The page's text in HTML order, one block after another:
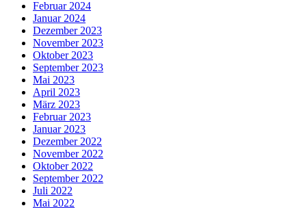
Februar 2024
Januar 2024
Dezember 2023
November 2023
Oktober 2023
September 2023
Mai 2023
April 2023
März 2023
Februar 2023
Januar 2023
Dezember 2022
November 2022
Oktober 2022
September 2022
Juli 2022
Mai 2022